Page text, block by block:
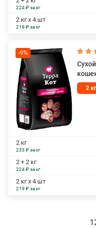
224 ₽ за кг
2 кг х 4 шт
219 ₽ за кг
-9%
2 кг
2 кг
233 ₽ за кг
2 + 2 кг
224 ₽ за кг
2 кг х 4 шт
219 ₽ за кг